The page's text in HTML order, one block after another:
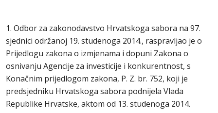
1. Odbor za zakonodavstvo Hrvatskoga sabora na 97.
sjednici održanoj 19. studenoga 2014., raspravljao je o
Prijedlogu zakona o izmjenama i dopuni Zakona o
osnivanju Agencije za investicije i konkurentnost, s
Konačnim prijedlogom zakona, P. Z. br. 752, koji je
predsjedniku Hrvatskoga sabora podnijela Vlada
Republike Hrvatske, aktom od 13. studenoga 2014.